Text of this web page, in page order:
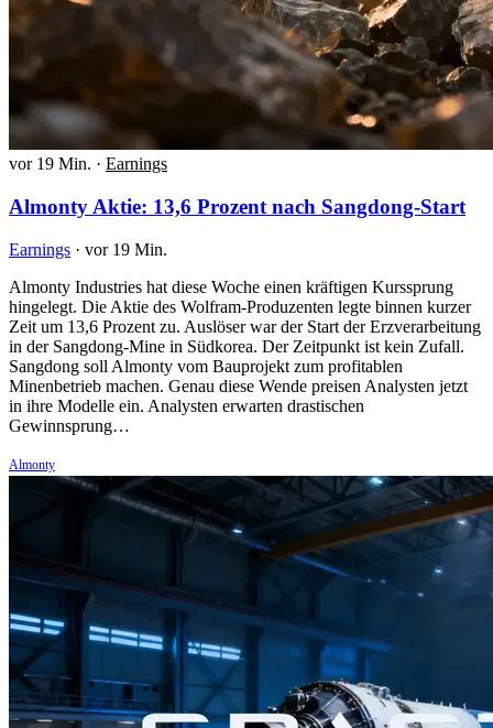
vor 19 Min. · Earnings
Almonty Aktie: 13,6 Prozent nach Sangdong-Start
Earnings · vor 19 Min.
Almonty Industries hat diese Woche einen kräftigen Kurssprung
hingelegt. Die Aktie des Wolfram-Produzenten legte binnen kurzer
Zeit um 13,6 Prozent zu. Auslöser war der Start der Erzverarbeitung
in der Sangdong-Mine in Südkorea. Der Zeitpunkt ist kein Zufall.
Sangdong soll Almonty vom Bauprojekt zum profitablen
Minenbetrieb machen. Genau diese Wende preisen Analysten jetzt
in ihre Modelle ein. Analysten erwarten drastischen
Gewinnsprung…
Almonty